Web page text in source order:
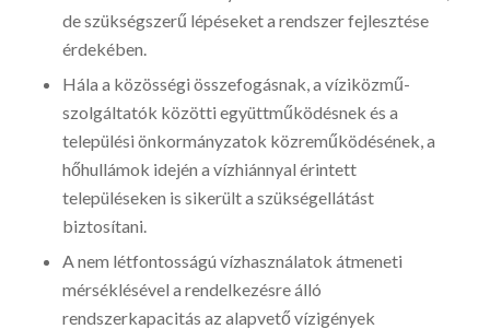
de szükségszerű lépéseket a rendszer fejlesztése
érdekében.
Hála a közösségi összefogásnak, a víziközmű-
szolgáltatók közötti együttműködésnek és a
települési önkormányzatok közreműködésének, a
hőhullámok idején a vízhiánnyal érintett
településeken is sikerült a szükségellátást
biztosítani.
A nem létfontosságú vízhasználatok átmeneti
mérséklésével a rendelkezésre álló
rendszerkapacitás az alapvető vízigények